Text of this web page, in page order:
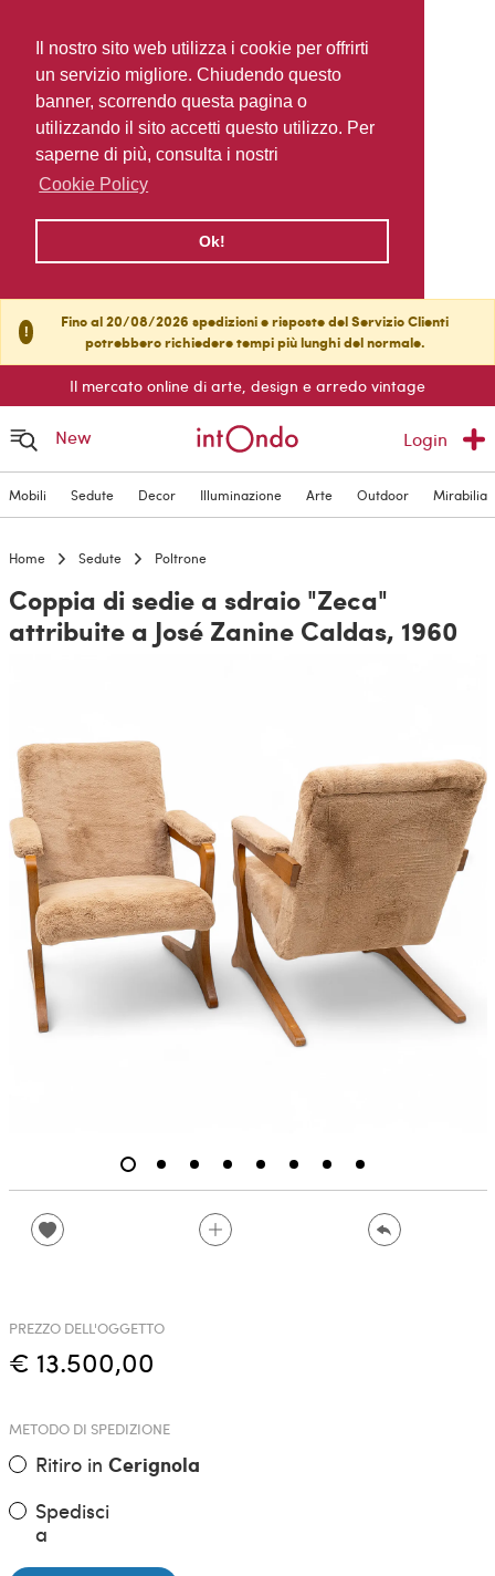
Il nostro sito web utilizza i cookie per offrirti
un servizio migliore. Chiudendo questo
banner, scorrendo questa pagina o
utilizzando il sito accetti questo utilizzo. Per
saperne di più, consulta i nostri
Cookie Policy
Ok!
!
Fino al 20/08/2026 spedizioni e risposte del Servizio Clienti
potrebbero richiedere tempi più lunghi del normale.
Il mercato online di arte, design e arredo vintage
New Login
Mobili Sedute Decor Illuminazione Arte Outdoor Mirabilia
Home Sedute Poltrone
Coppia di sedie a sdraio "Zeca"
attribuite a José Zanine Caldas, 1960
PREZZO DELL'OGGETTO
€ 13.500,00
METODO DI SPEDIZIONE
Ritiro in Cerignola
Spedisci
a